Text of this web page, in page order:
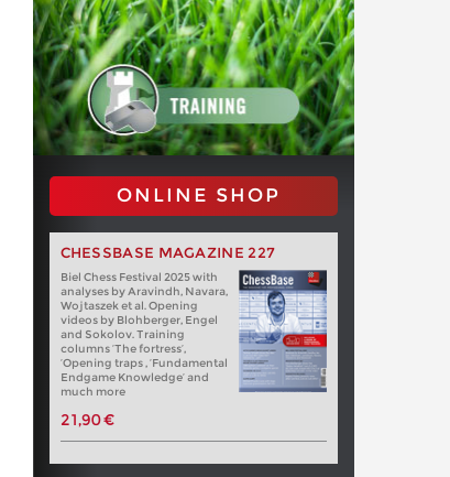
ONLINE SHOP
CHESSBASE MAGAZINE 227
Biel Chess Festival 2025 with
analyses by Aravindh, Navara,
Wojtaszek et al. Opening
videos by Blohberger, Engel
and Sokolov. Training
columns ‘The fortress’,
‘Opening traps , ‘Fundamental
Endgame Knowledge’ and
much more
21,90 €